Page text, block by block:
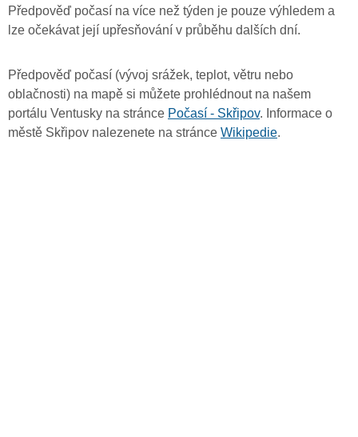
Předpověď počasí na více než týden je pouze výhledem a
lze očekávat její upřesňování v průběhu dalších dní.
Předpověď počasí (vývoj srážek, teplot, větru nebo
oblačnosti) na mapě si můžete prohlédnout na našem
portálu Ventusky na stránce Počasí - Skřipov. Informace o
městě Skřipov nalezenete na stránce Wikipedie.